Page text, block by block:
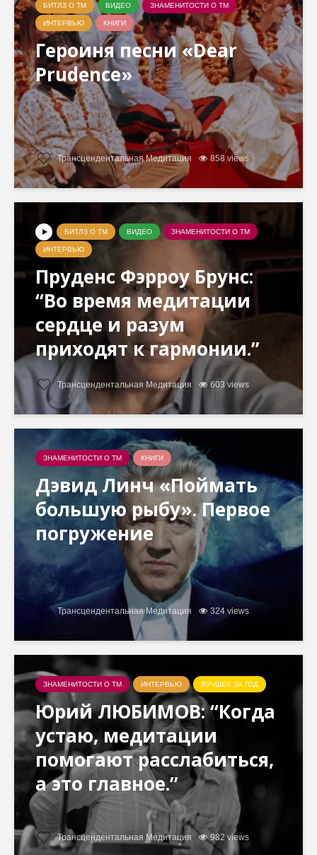
БИТЛЗ О ТМ ВИДЕО ЗНАМЕНИТОСТИ О ТМ
ИНТЕРВЬЮ КНИГИ
Героиня песни «Dear
Prudence»
Трансцендентальная Медитация 858 views
БИТЛЗ О ТМ ВИДЕО ЗНАМЕНИТОСТИ О ТМ
ИНТЕРВЬЮ
Пруденс Фэрроу Брунс:
“Во время медитации
сердце и разум
приходят к гармонии.”
Трансцендентальная Медитация 603 views
ЗНАМЕНИТОСТИ О ТМ КНИГИ
Дэвид Линч «Поймать
большую рыбу». Первое
погружение
Трансцендентальная Медитация 324 views
ЗНАМЕНИТОСТИ О ТМ ИНТЕРВЬЮ ЛУЧШЕЕ ЗА ГОД
Юрий ЛЮБИМОВ: “Когда
устаю, медитации
помогают расслабиться,
а это главное.”
Трансцендентальная Медитация 982 views